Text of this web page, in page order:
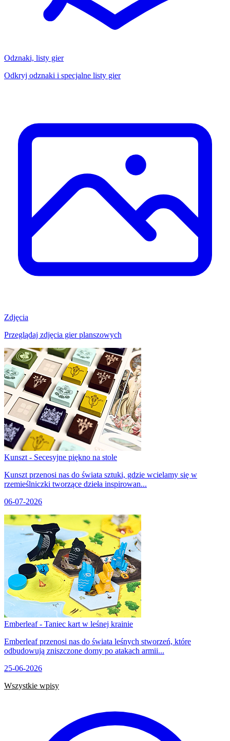
Odznaki, listy gier
Odkryj odznaki i specjalne listy gier
Zdjęcia
Przeglądaj zdjęcia gier planszowych
Kunszt - Secesyjne piękno na stole
Kunszt przenosi nas do świata sztuki, gdzie wcielamy się w
rzemieślniczki tworzące dzieła inspirowan...
06-07-2026
Emberleaf - Taniec kart w leśnej krainie
Emberleaf przenosi nas do świata leśnych stworzeń, które
odbudowują zniszczone domy po atakach armii...
25-06-2026
Wszystkie wpisy